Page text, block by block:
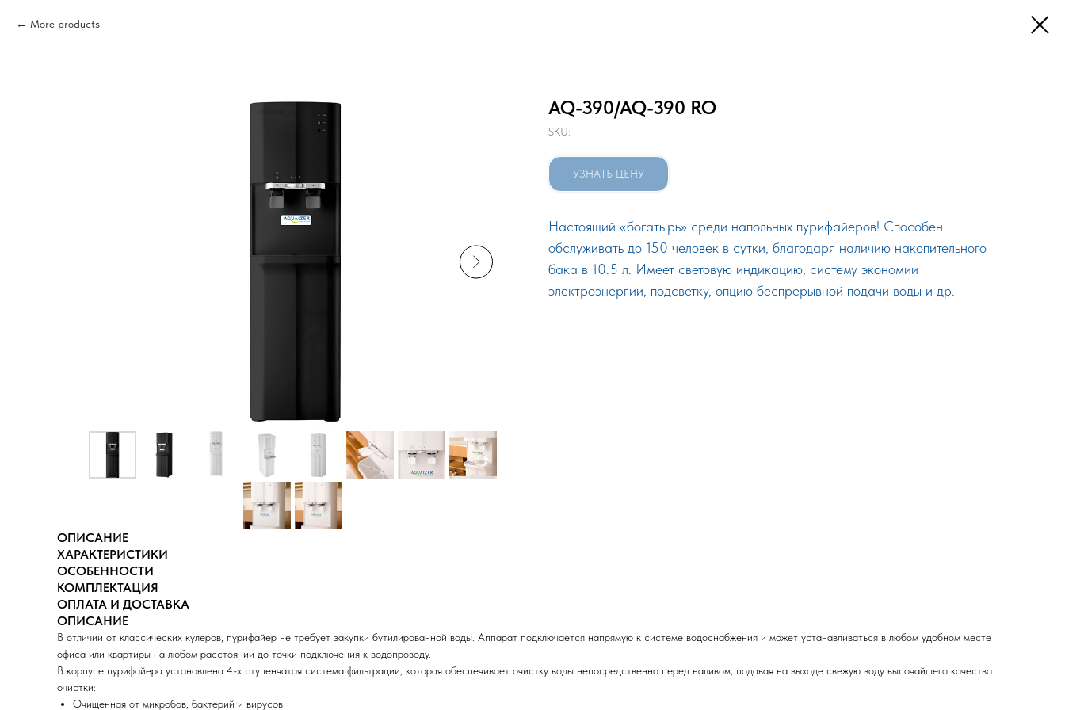
More products
AQ-390/AQ-390 RO
SKU:
УЗНАТЬ ЦЕНУ
Настоящий «богатырь» среди напольных пурифайеров! Способен
обслуживать до 150 человек в сутки, благодаря наличию накопительного
бака в 10.5 л. Имеет световую индикацию, систему экономии
электроэнергии, подсветку, опцию беспрерывной подачи воды и др.
ОПИСАНИЕ
ХАРАКТЕРИСТИКИ
ОСОБЕННОСТИ
КОМПЛЕКТАЦИЯ
ОПЛАТА И ДОСТАВКА
ОПИСАНИЕ
В отличии от классических кулеров, пурифайер не требует закупки бутилированной воды. Аппарат подключается напрямую к системе водоснабжения и может устанавливаться в любом удобном месте
офиса или квартиры на любом расстоянии до точки подключения к водопроводу.
В корпусе пурифайера установлена 4-х ступенчатая система фильтрации, которая обеспечивает очистку воды непосредственно перед наливом, подавая на выходе свежую воду высочайшего качества
очистки:
Очищенная от микробов, бактерий и вирусов.